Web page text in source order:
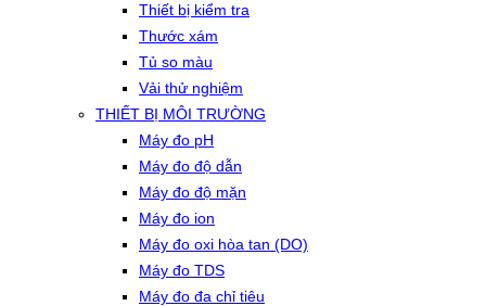
Thiết bị kiểm tra
Thước xám
Tủ so màu
Vải thử nghiệm
THIẾT BỊ MÔI TRƯỜNG
Máy đo pH
Máy đo độ dẫn
Máy đo độ mặn
Máy đo ion
Máy đo oxi hòa tan (DO)
Máy đo TDS
Máy đo đa chỉ tiêu